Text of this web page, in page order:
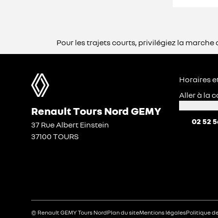
Pour les trajets courts, privilégiez la
Renault Tours Nord GEMY
37 Rue Albert Einstein
37100 TOURS
Horaires
Aller à la
02 52
© Renault GEMY Tours NordPlan du siteMentions légalesPolitique